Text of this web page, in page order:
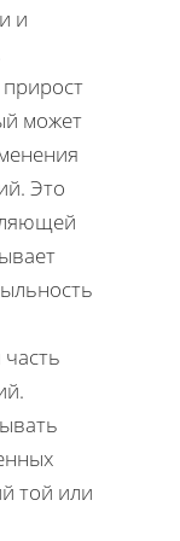
и
может
Это
той или